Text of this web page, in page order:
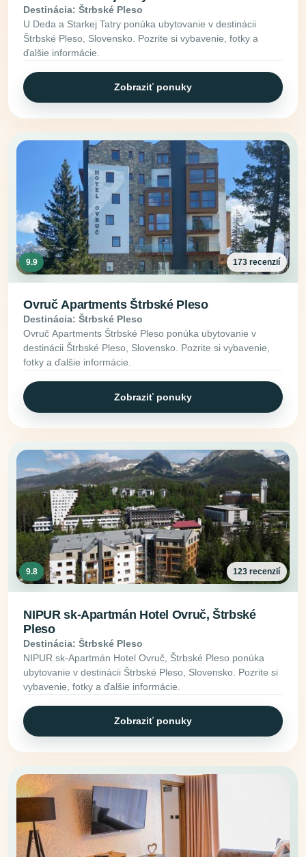
Destinácia: Štrbské Pleso
U Deda a Starkej Tatry ponúka ubytovanie v destinácii
Štrbské Pleso, Slovensko. Pozrite si vybavenie, fotky a
ďalšie informácie.
Zobraziť ponuky
9.9 173 recenzií
Ovruč Apartments Štrbské Pleso
Destinácia: Štrbské Pleso
Ovruč Apartments Štrbské Pleso ponúka ubytovanie v
destinácii Štrbské Pleso, Slovensko. Pozrite si vybavenie,
fotky a ďalšie informácie.
Zobraziť ponuky
9.8 123 recenzií
NIPUR sk-Apartmán Hotel Ovruč, Štrbské
Pleso
Destinácia: Štrbské Pleso
NIPUR sk-Apartmán Hotel Ovruč, Štrbské Pleso ponúka
ubytovanie v destinácii Štrbské Pleso, Slovensko. Pozrite si
vybavenie, fotky a ďalšie informácie.
Zobraziť ponuky